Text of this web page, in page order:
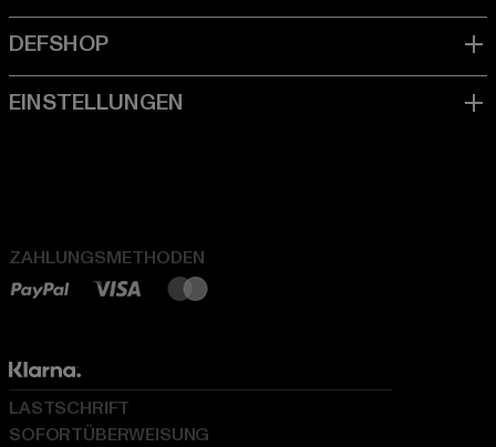
ZAHLUNGSMETHODEN
LASTSCHRIFT
SOFORTÜBERWEISUNG